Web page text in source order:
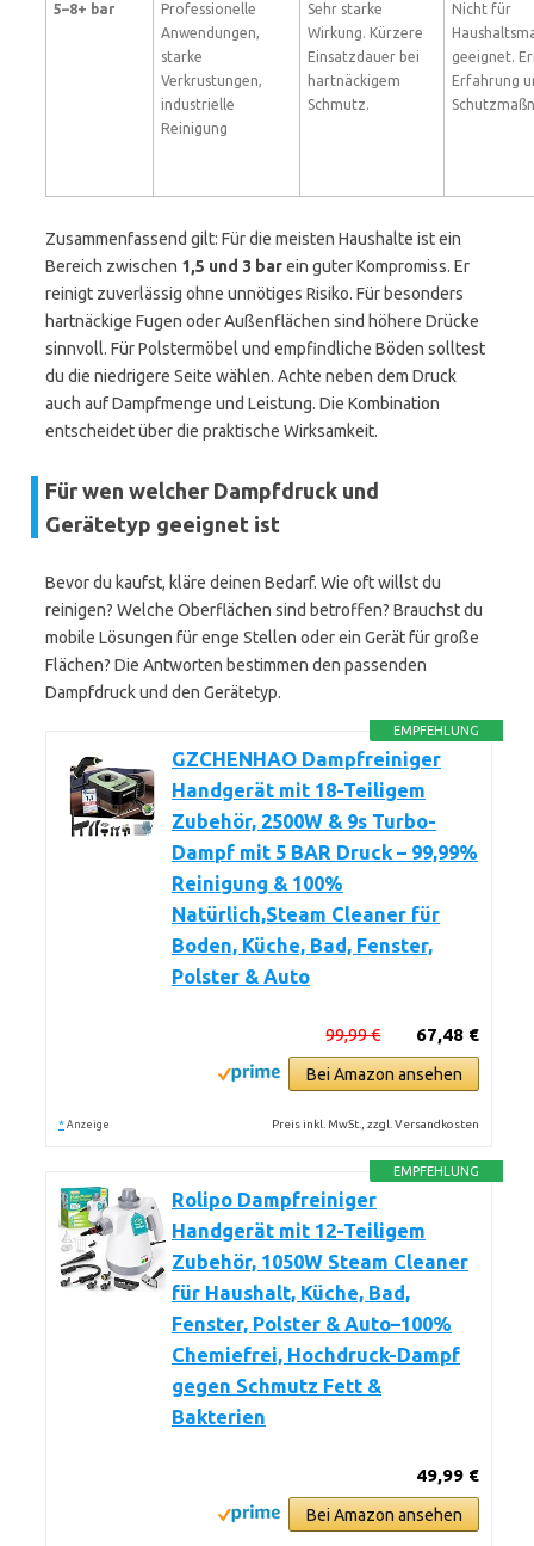
5–8+ bar
Professionelle
Anwendungen,
starke
Verkrustungen,
industrielle
Reinigung
Sehr starke
Wirkung. Kürzere
Einsatzdauer bei
hartnäckigem
Schmutz.
Nicht für
geeignet.
Erfahrung
Zusammenfassend gilt: Für die meisten Haushalte ist ein
Bereich zwischen 1,5 und 3 barein guter Kompromiss. Er
reinigt zuverlässig ohne unnötiges Risiko. Für besonders
hartnäckige Fugen oder Außenflächen sind höhere Drücke
sinnvoll. Für Polstermöbel und empfindliche Böden solltest
du die niedrigere Seite wählen. Achte neben dem Druck
auch auf Dampfmenge und Leistung. Die Kombination
entscheidet über die praktische Wirksamkeit.
Für wen welcher Dampfdruck und
Gerätetyp geeignet ist
Bevor du kaufst, kläre deinen Bedarf. Wie oft willst du
reinigen? Welche Oberflächen sind betroffen? Brauchst du
mobile Lösungen für enge Stellen oder ein Gerät für große
Flächen? Die Antworten bestimmen den passenden
Dampfdruck und den Gerätetyp.
EMPFEHLUNG
GZCHENHAO Dampfreiniger
Handgerät mit 18-Teiligem
Zubehör, 2500W & 9s Turbo-
Dampf mit 5 BAR Druck – 99,99%
Reinigung & 100%
Natürlich,Steam Cleaner für
Boden, Küche, Bad, Fenster,
Polster & Auto
67,48 €
99,99 €
Bei Amazon ansehen
* Anzeige Preis inkl. MwSt., zzgl. Versandkosten
EMPFEHLUNG
Rolipo Dampfreiniger
Handgerät mit 12-Teiligem
Zubehör, 1050W Steam Cleaner
für Haushalt, Küche, Bad,
Fenster, Polster & Auto–100%
Chemiefrei, Hochdruck-Dampf
gegen Schmutz Fett &
Bakterien
49,99 €
Bei Amazon ansehen